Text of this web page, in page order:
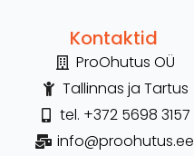
Kontaktid
ProOhutus OÜ
Tallinnas ja Tartus
tel. +372 5698 3157
info@proohutus.ee